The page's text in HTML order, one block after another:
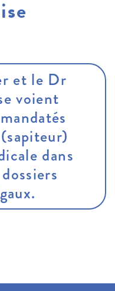
et le Dr
voient
dans